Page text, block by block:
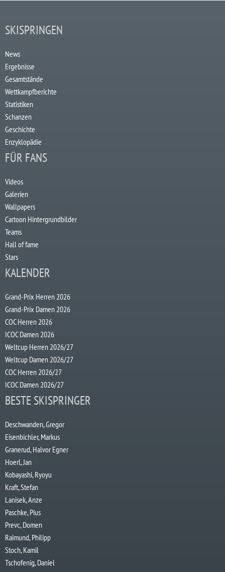
SKISPRINGEN
News
Ergebnisse
Gesamtstände
Wettkampfberichte
Statistiken
Schanzen
Geschichte
Enzyklopädie
FÜR FANS
Videos
Galerien
Wallpapers
Cartoon Hintergrundbilder
Teams
Hall of fame
Stars
KALENDER
Grand-Prix Herren 2026
Grand-Prix Damen 2026
COC Herren 2026
ICOC Damen 2026
Weltcup Herren 2026/27
Weltcup Damen 2026/27
COC Herren 2026/27
ICOC Damen 2026/27
BESTE SKISPRINGER
Deschwanden, Gregor
Eisenbichler, Markus
Granerud, Halvor Egner
Hoerl, Jan
Kobayashi, Ryoyu
Kraft, Stefan
Lanisek, Anze
Paschke, Pius
Prevc, Domen
Raimund, Philipp
Stoch, Kamil
Tschofenig, Daniel